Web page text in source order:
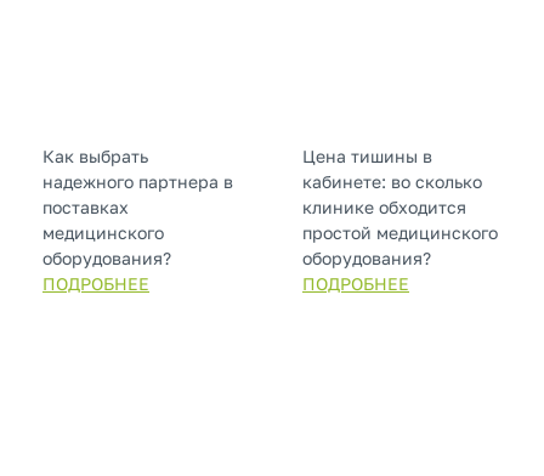
Как выбрать
надежного партнера в
поставках
медицинского
оборудования?
ПОДРОБНЕЕ
Цена тишины в
кабинете: во сколько
клинике обходится
простой медицинского
оборудования?
ПОДРОБНЕЕ